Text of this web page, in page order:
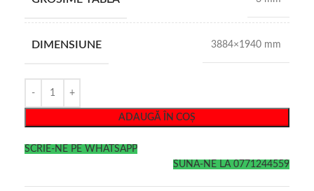
DIMENSIUNE 3884×1940 mm
ADAUGĂ ÎN COȘ
SCRIE-NE PE WHATSAPP
SUNA-NE LA 0771244559